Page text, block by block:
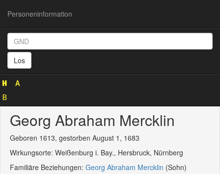
Personeninformation
Los
Personeninformation
115376011)
Georg Abraham Mercklin
Geboren 1613, gestorben August 1, 1683
Wirkungsorte: Weißenburg i. Bay., Hersbruck, Nürnberg
Familiäre Beziehungen: Georg Abraham Mercklin (Sohn)